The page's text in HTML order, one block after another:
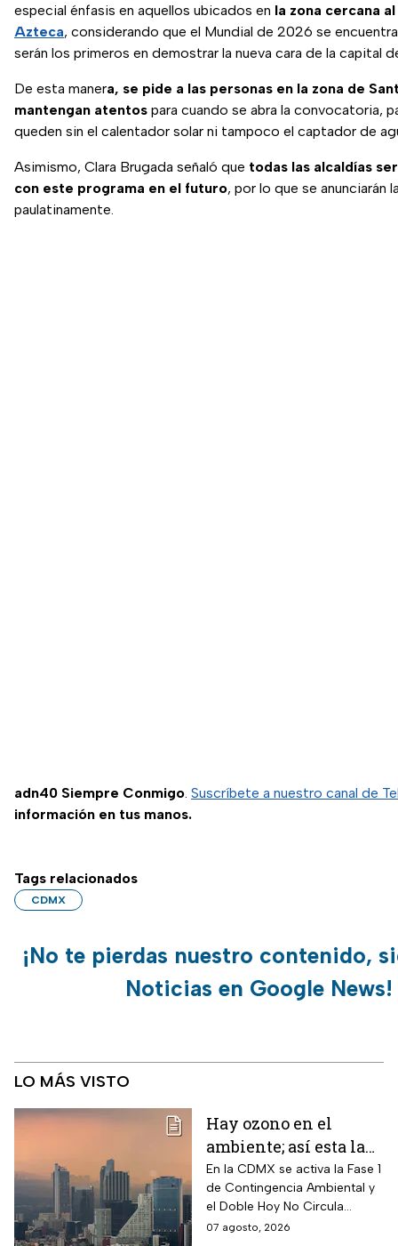
especial énfasis en aquellos ubicados en la zona cercana al
Azteca, considerando que el Mundial de 2026 se
serán los primeros en demostrar la nueva cara de la capital
De esta manera, se pide a las personas en la zona de
mantengan atentos para cuando se abra la convocatoria,
queden sin el calentador solar ni tampoco el captador de
Asimismo, Clara Brugada señaló que todas las alcaldías
con este programa en el futuro, por lo que se anunciarán
paulatinamente.
adn40 Siempre Conmigo. Suscríbete a nuestro canal de
información en tus manos.
Tags relacionados
CDMX
¡No te pierdas nuestro contenido,
Noticias en Google News!
LO MÁS VISTO
Hay ozono en el
ambiente; así esta la
calidad del aire en
CDMX hoy
En la CDMX se activa la Fase 1
de Contingencia Ambiental y
el Doble Hoy No Circula
cuando hay altos índices de
07 agosto, 2026